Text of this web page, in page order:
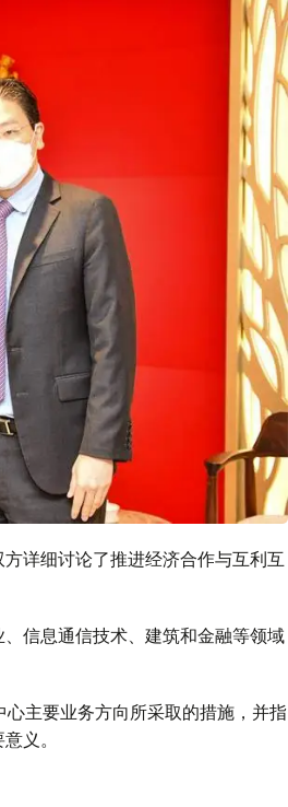
详细讨论了推进经济合作与互利互
信息通信技术、建筑和金融等领域
主要业务方向所采取的措施，并指
义。